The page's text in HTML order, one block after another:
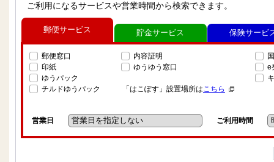
ご利用になるサービスや営業時間から検索できます。
郵便サービス
郵便窓口
印紙
ゆうパック
チルドゆうパック
内容証明
ゆうゆう窓口
「はこぽす」設置場所はこちら
e
営業日 ご利用時間
貯金サービス 保険サービ